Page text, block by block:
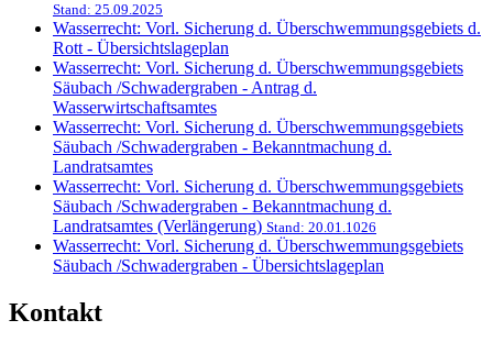
Stand: 25.09.2025
Wasserrecht: Vorl. Sicherung d. Überschwemmungsgebiets d.
Rott - Übersichtslageplan
Wasserrecht: Vorl. Sicherung d. Überschwemmungsgebiets
Säubach /Schwadergraben - Antrag d.
Wasserwirtschaftsamtes
Wasserrecht: Vorl. Sicherung d. Überschwemmungsgebiets
Säubach /Schwadergraben - Bekanntmachung d.
Landratsamtes
Wasserrecht: Vorl. Sicherung d. Überschwemmungsgebiets
Säubach /Schwadergraben - Bekanntmachung d.
Landratsamtes (Verlängerung) Stand: 20.01.1026
Wasserrecht: Vorl. Sicherung d. Überschwemmungsgebiets
Säubach /Schwadergraben - Übersichtslageplan
Kontakt